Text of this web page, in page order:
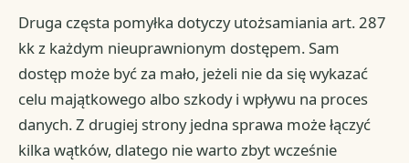
Druga częsta pomyłka dotyczy utożsamiania art. 287
kk z każdym nieuprawnionym dostępem. Sam
dostęp może być za mało, jeżeli nie da się wykazać
celu majątkowego albo szkody i wpływu na proces
danych. Z drugiej strony jedna sprawa może łączyć
kilka wątków, dlatego nie warto zbyt wcześnie